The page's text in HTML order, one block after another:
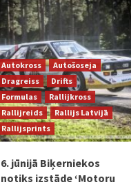
Autokross
Autošoseja
Dragreiss
Drifts
Formulas
Rallijkross
Rallijreids
Rallijs Latvijā
Rallijsprints
6. jūnijā Biķerniekos
notiks izstāde ‘Motoru